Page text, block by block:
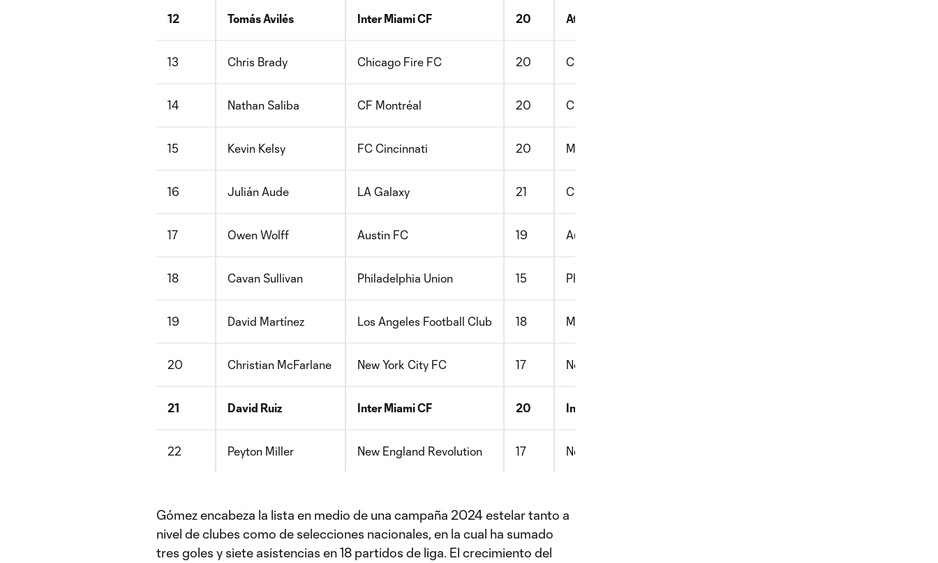
12 Tomás Avilés Inter Miami CF 20 Atlético Boxing Club
13 Chris Brady Chicago Fire FC 20 Chicago Fire FC
14 Nathan Saliba CF Montréal 20 CF Montréal
15 Kevin Kelsy FC Cincinnati 20 Mineros de Guayana
16 Julián Aude LA Galaxy 21 Club Atlético Lanús
17 Owen Wolff Austin FC 19 Austin FC, Atlanta United, Columbus Crew
18 Cavan Sullivan Philadelphia Union 15 Philadelphia Union
19 David Martínez Los Angeles Football Club 18 Monagas S.C.
20 Christian McFarlane New York City FC 17 New York City FC
21 David Ruiz Inter Miami CF 20 Inter Miami CF
22 Peyton Miller New England Revolution 17 New England Revolution, Oakwood Soccer Club
Gómez encabeza la lista en medio de una campaña 2024 estelar tanto a
nivel de clubes como de selecciones nacionales, en la cual ha sumado
tres goles y siete asistencias en 18 partidos de liga. El crecimiento del